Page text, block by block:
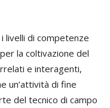
livelli di competenze
la coltivazione del
e interagenti,
un’attività di fine
del tecnico di campo